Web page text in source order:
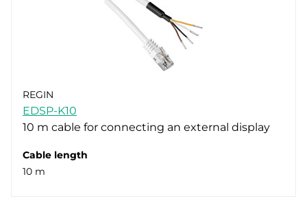
REGIN
EDSP-K10
10 m cable for connecting an external display
Cable length
10 m